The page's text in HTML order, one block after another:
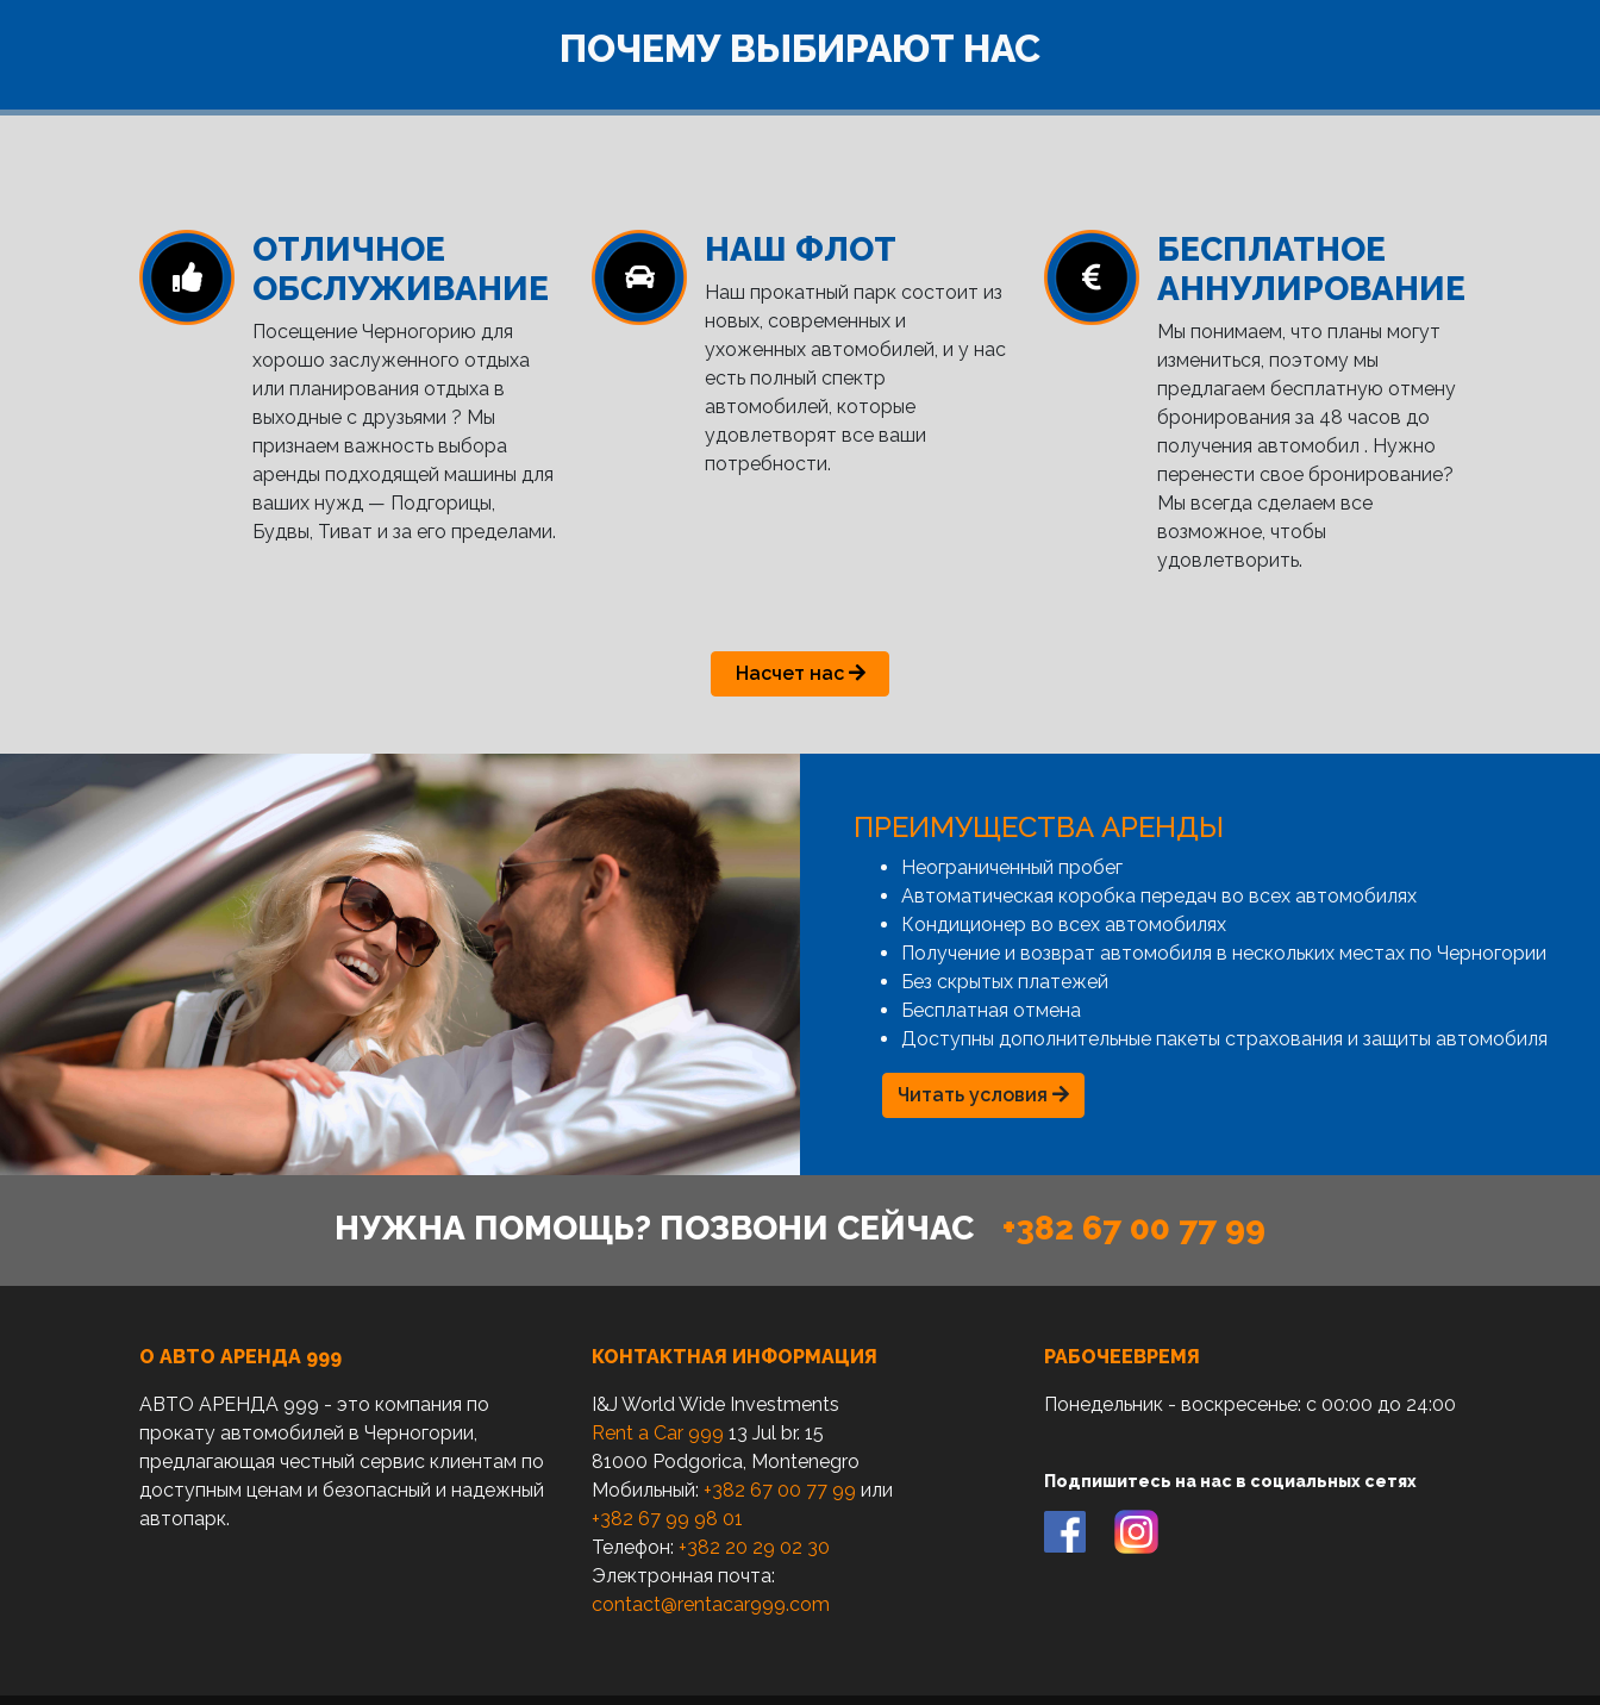
ПОЧЕМУ ВЫБИРАЮТ НАС
ОТЛИЧНОЕ
ОБСЛУЖИВАНИЕ
Посещение Черногорию для
хорошо заслуженного отдыха
или планирования отдыха в
выходные с друзьями ? Мы
признаем важность выбора
аренды подходящей машины для
ваших нужд — Подгорицы,
Будвы, Тиват и за его пределами.
НАШ ФЛОТ
Наш прокатный парк состоит из
новых, современных и
ухоженных автомобилей, и у нас
есть полный спектр
автомобилей, которые
удовлетворят все ваши
потребности.
БЕСПЛАТНОЕ
АННУЛИРОВАНИЕ
Мы понимаем, что планы могут
измениться, поэтому мы
предлагаем бесплатную отмену
бронирования за 48 часов до
получения автомобил . Нужно
перенести свое бронирование?
Мы всегда сделаем все
возможное, чтобы
удовлетворить.
Насчет нас
ПРЕИМУЩЕСТВА АРЕНДЫ
Неограниченный пробег
Автоматическая коробка передач во всех автомобилях
Кондиционер во всех автомобилях
Получение и возврат автомобиля в нескольких местах по Черногории
Без скрытых платежей
Бесплатная отмена
Доступны дополнительные пакеты страхования и защиты автомобиля
Читать условия
НУЖНА ПОМОЩЬ? ПОЗВОНИ СЕЙЧАС +382 67 00 77 99
О АВТО AРЕНДА 999
АВТО АРЕНДА 999 - это компания по
прокату автомобилей в Черногории,
предлагающая честный сервис клиентам по
доступным ценам и безопасный и надежный
автопарк.
КОНТАКТНАЯ ИНФОРМАЦИЯ
I&J World Wide Investments
Rent a Car 999 13 Jul br. 15
81000 Podgorica, Montenegro
Мобильный: +382 67 00 77 99 или
+382 67 99 98 01
Телефон: +382 20 29 02 30
Электронная почта:
contact@rentacar999.com
РАБОЧЕЕВРЕМЯ
Понедельник - воскресенье: с 00:00 до 24:00
Подпишитесь на нас в социальных сетях